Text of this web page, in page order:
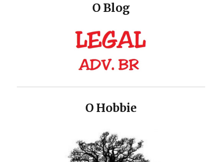
O Blog
O Hobbie